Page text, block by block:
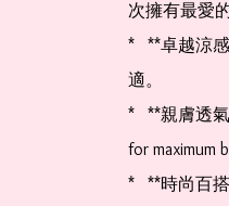
次擁有最愛
*   **卓越涼
適。
*   **親膚透
for maximum
*   **時尚百